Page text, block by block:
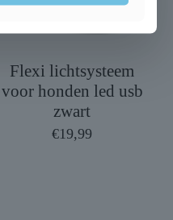
Flexi lichtsysteem
voor honden led usb
zwart
€19,99